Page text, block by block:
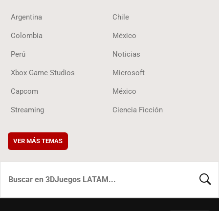
Argentina Chile
Colombia México
Perú Noticias
Xbox Game Studios Microsoft
Capcom México
Streaming Ciencia Ficción
VER MÁS TEMAS